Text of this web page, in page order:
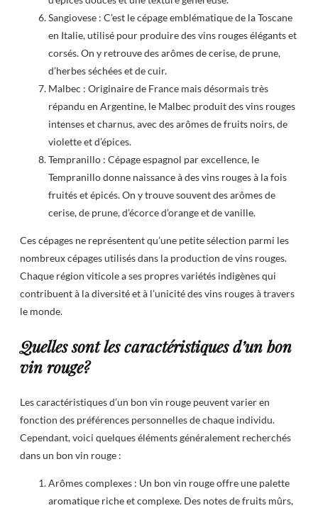
Sangiovese : C’est le cépage emblématique de la Toscane
en Italie, utilisé pour produire des vins rouges élégants et
corsés. On y retrouve des arômes de cerise, de prune,
d’herbes séchées et de cuir.
Malbec : Originaire de France mais désormais très
répandu en Argentine, le Malbec produit des vins rouges
intenses et charnus, avec des arômes de fruits noirs, de
violette et d’épices.
Tempranillo : Cépage espagnol par excellence, le
Tempranillo donne naissance à des vins rouges à la fois
fruités et épicés. On y trouve souvent des arômes de
cerise, de prune, d’écorce d’orange et de vanille.
Ces cépages ne représentent qu’une petite sélection parmi les
nombreux cépages utilisés dans la production de vins rouges.
Chaque région viticole a ses propres variétés indigènes qui
contribuent à la diversité et à l’unicité des vins rouges à travers
le monde.
Quelles sont les caractéristiques d’un bon
vin rouge?
Les caractéristiques d’un bon vin rouge peuvent varier en
fonction des préférences personnelles de chaque individu.
Cependant, voici quelques éléments généralement recherchés
dans un bon vin rouge :
Arômes complexes : Un bon vin rouge offre une palette
aromatique riche et complexe. Des notes de fruits mûrs,